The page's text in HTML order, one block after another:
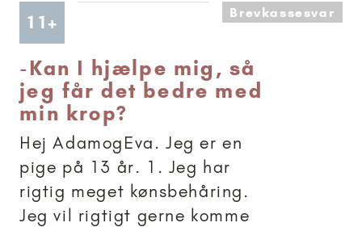
11+ Artikler anbefalet til 11+Brevkassesvar
-Kan I hjælpe mig, så
jeg får det bedre med
min krop?
Hej AdamogEva. Jeg er en
pige på 13 år. 1. Jeg har
rigtig meget kønsbehåring.
Jeg vil rigtigt gerne komme